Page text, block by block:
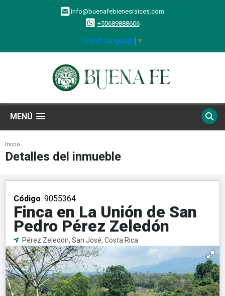
info@buenafebienesraices.com
+50689888606
Select Language ▼
MENÚ
Inicio
Detalles del inmueble
Código. 9055364
Finca en La Unión de San
Pedro Pérez Zeledón
Pérez Zeledón, San José, Costa Rica